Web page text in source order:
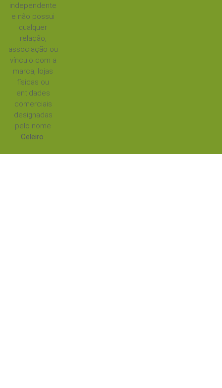
independente
e não possui
qualquer
relação,
associação ou
vínculo com a
marca, lojas
físicas ou
entidades
comerciais
designadas
pelo nome
Celeiro.